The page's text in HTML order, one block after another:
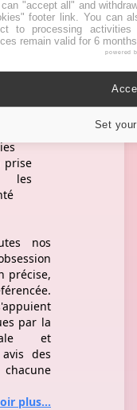
de la
de la
travers
jour
ou
santé
il
sur:
prise
les
nos
précise,
par la
et
des
plus...
can "accept all" and
footer link . You can
to processing
remain valid for 6
powered
Set